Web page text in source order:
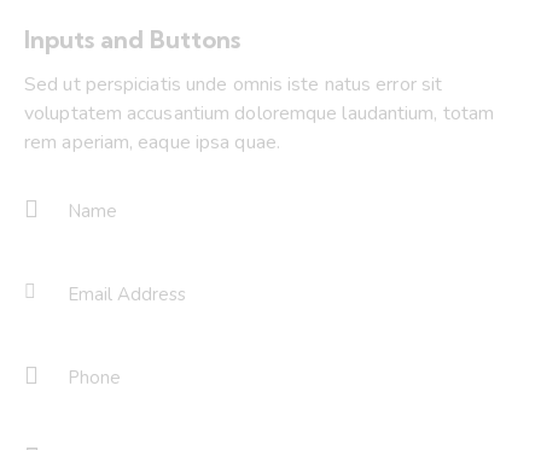
Inputs and Buttons
Sed ut perspiciatis unde omnis iste natus error sit
voluptatem accusantium doloremque laudantium, totam
rem aperiam, eaque ipsa quae.